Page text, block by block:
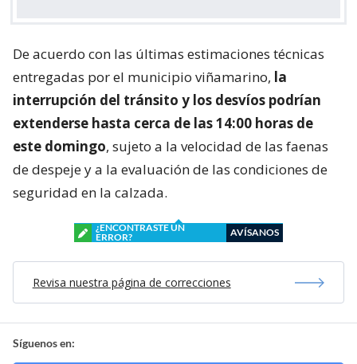
De acuerdo con las últimas estimaciones técnicas
entregadas por el municipio viñamarino, la
interrupción del tránsito y los desvíos podrían
extenderse hasta cerca de las 14:00 horas de
este domingo, sujeto a la velocidad de las faenas
de despeje y a la evaluación de las condiciones de
seguridad en la calzada.
¿ENCONTRASTE UN
ERROR?
AVÍSANOS
Revisa nuestra página de correcciones
Síguenos en: